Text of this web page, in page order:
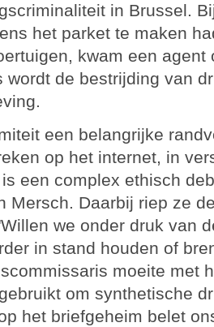
in Brussel.
het parket te maken
kwam een agent
wordt de bestrijding van
een belangrijke
op het internet, in
een complex ethisch
Mersch. Daarbij riep ze
we onder druk van
in stand houden of
moeite met
om synthetische
het briefgeheim belet